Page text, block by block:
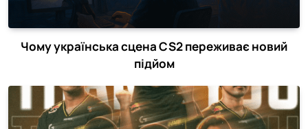
Чому українська сцена CS2 переживає новий
підйом